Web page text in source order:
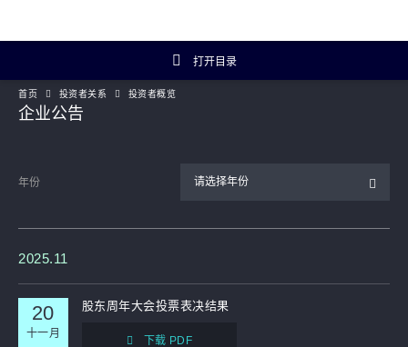
打开目录
投资者关系主页
企业资料
首页 投资者关系 投资者概览
企业公告
年份 请选择年份
2025.11
20
十一月
股东周年大会投票表决结果
下载 PDF